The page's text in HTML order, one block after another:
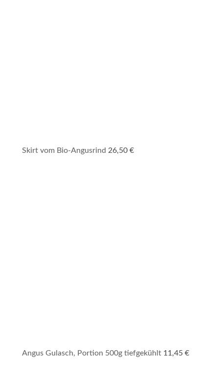
Skirt vom Bio-Angusrind 26,50 €
Angus Gulasch, Portion 500g tiefgekühlt 11,45 €